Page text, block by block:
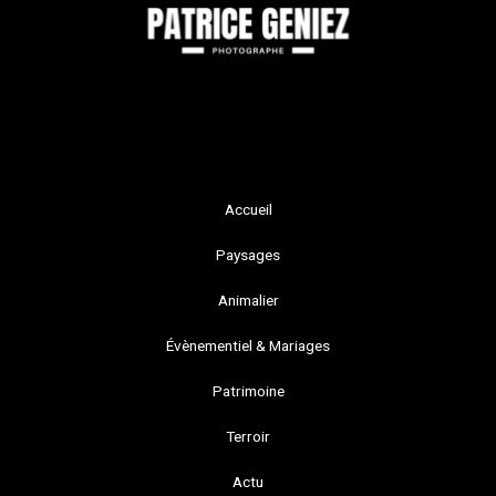
Accueil
Paysages
Animalier
Évènementiel & Mariages
Patrimoine
Terroir
Actu